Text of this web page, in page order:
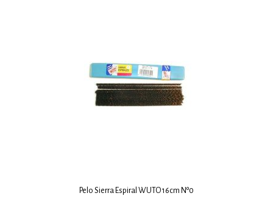
Pelo Sierra Espiral WUTO 16cm Nº0